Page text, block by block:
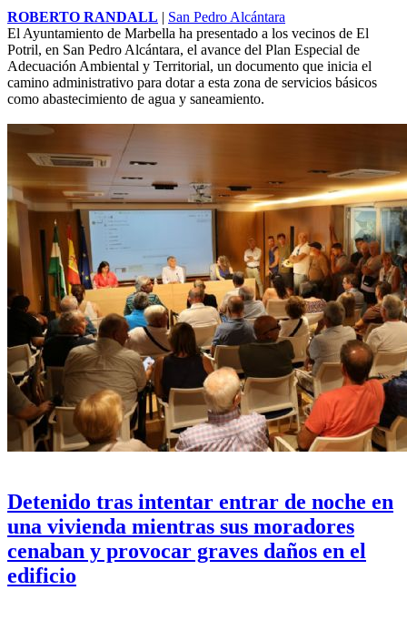
ROBERTO RANDALL | San Pedro Alcántara
El Ayuntamiento de Marbella ha presentado a los vecinos de El
Potril, en San Pedro Alcántara, el avance del Plan Especial de
Adecuación Ambiental y Territorial, un documento que inicia el
camino administrativo para dotar a esta zona de servicios básicos
como abastecimiento de agua y saneamiento.
Detenido tras intentar entrar de noche en
una vivienda mientras sus moradores
cenaban y provocar graves daños en el
edificio